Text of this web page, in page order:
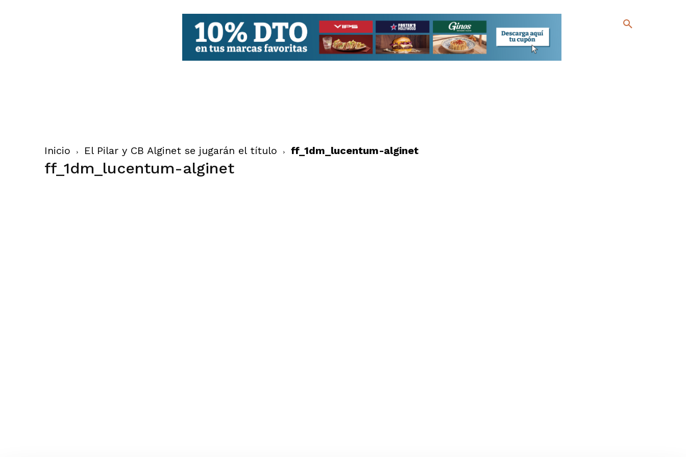
Inicio El Pilar y CB Alginet se jugarán el título ff_1dm_lucentum-alginet
ff_1dm_lucentum-alginet